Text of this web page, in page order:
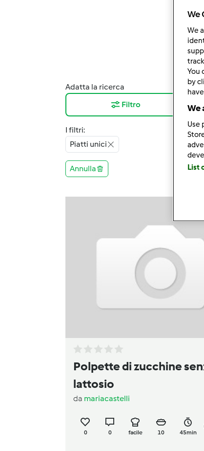
Adatta la ricerca
Filtro
I filtri:
Piatti unici
Annulla
Polpette di zucchine
lattosio
da mariacastelli
0 0 facile 10 45min
We
We
You
by
We
Use
List